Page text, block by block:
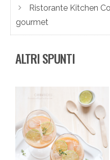
Ristorante Kitchen
gourmet
ALTRI SPUNTI